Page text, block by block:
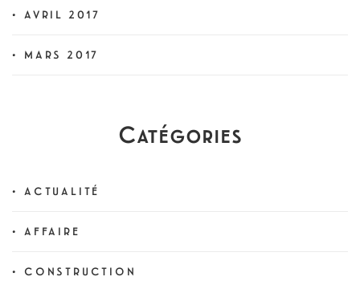
AVRIL 2017
MARS 2017
Catégories
ACTUALITÉ
AFFAIRE
CONSTRUCTION